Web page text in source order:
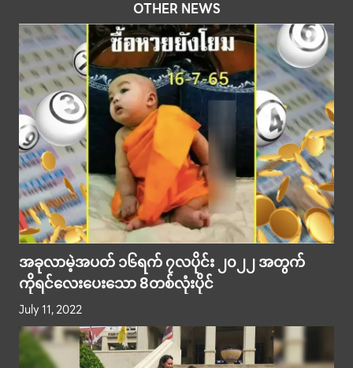
OTHER NEWS
အခုလာမဲ့အပတ် ၁၆ရက် ၇လပိုင်း ၂၀၂၂ အတွက်
ကိုရင်လေးပေးသော 8တစ်လုံးပိုင်
July 11, 2022